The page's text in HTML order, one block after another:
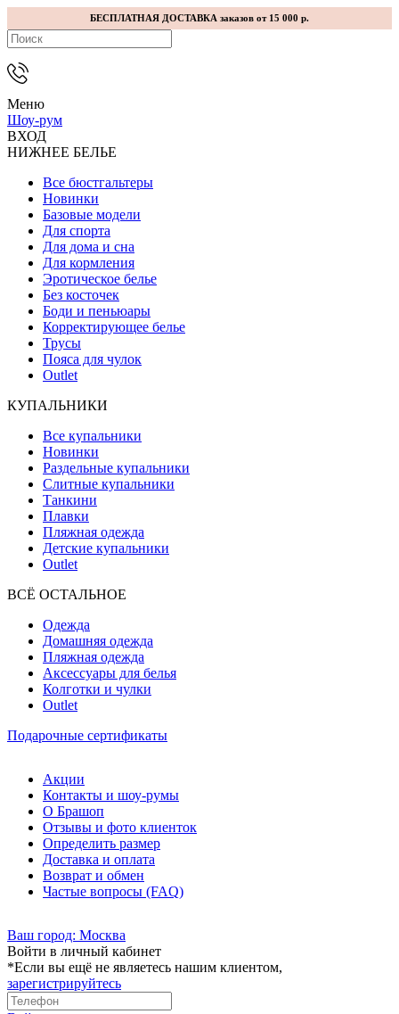
БЕСПЛАТНАЯ ДОСТАВКА заказов от 15 000 р.
Меню
Шоу-рум
ВХОД
НИЖНЕЕ БЕЛЬЕ
Все бюстгальтеры
Новинки
Базовые модели
Для спорта
Для дома и сна
Для кормления
Эротическое белье
Без косточек
Боди и пеньюары
Корректирующее белье
Трусы
Пояса для чулок
Outlet
КУПАЛЬНИКИ
Все купальники
Новинки
Раздельные купальники
Слитные купальники
Танкини
Плавки
Пляжная одежда
Детские купальники
Outlet
ВCЁ ОСТАЛЬНОЕ
Одежда
Домашняя одежда
Пляжная одежда
Аксессуары для белья
Колготки и чулки
Outlet
Подарочные сертификаты
Акции
Контакты и шоу-румы
О Брашоп
Отзывы и фото клиенток
Определить размер
Доставка и оплата
Возврат и обмен
Частые вопросы (FAQ)
Ваш город: Москва
Войти в личный кабинет
*Если вы ещё не являетесь нашим клиентом,
зарегистрируйтесь